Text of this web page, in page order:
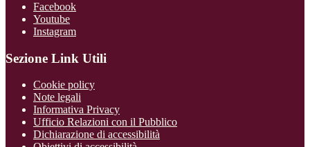
Facebook
Youtube
Instagram
Sezione Link Utili
Cookie policy
Note legali
Informativa Privacy
Ufficio Relazioni con il Pubblico
Dichiarazione di accessibilità